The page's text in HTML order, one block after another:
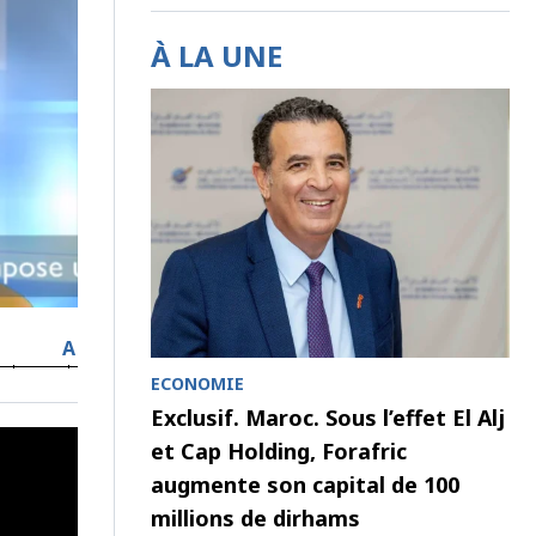
A
À LA UNE
ECONOMIE
Exclusif. Maroc. Sous l’effet El Alj
et Cap Holding, Forafric
augmente son capital de 100
millions de dirhams